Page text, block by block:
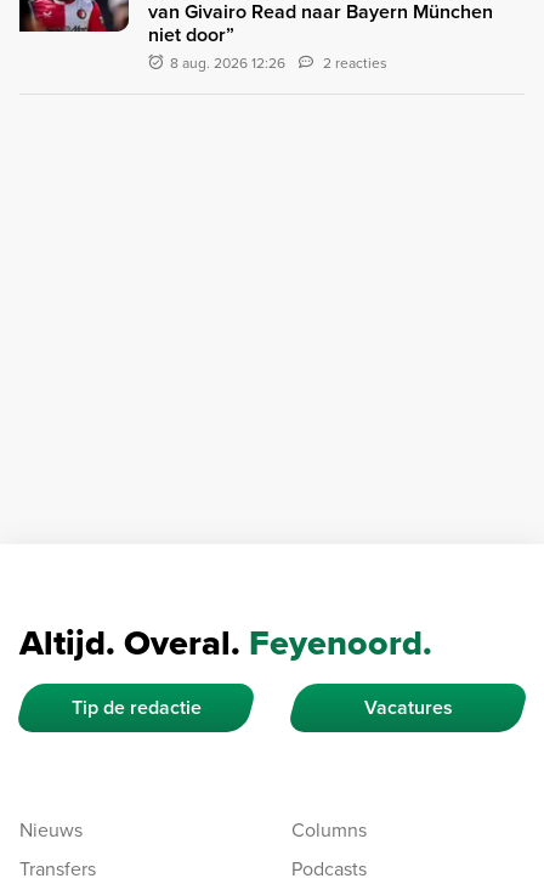
van Givairo Read naar Bayern München
niet door”
8 aug. 2026 12:26 2 reacties
Altijd. Overal. Feyenoord.
Tip de redactie Vacatures
Nieuws
Transfers
Columns
Podcasts